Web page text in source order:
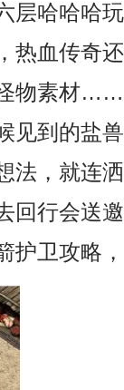
层哈哈哈
热血传奇
物素材
见到的盐
法，就连
回行会送
护卫攻略